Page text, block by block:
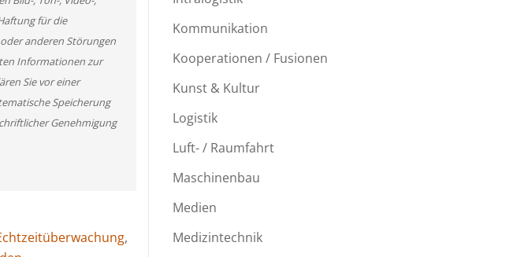
für die
anderen Störungen
Informationen zur
Sie vor einer
Speicherung
Genehmigung
,
Kommunikation
Kooperationen / Fusionen
Kunst & Kultur
Logistik
Luft- / Raumfahrt
Maschinenbau
Medien
Medizintechnik